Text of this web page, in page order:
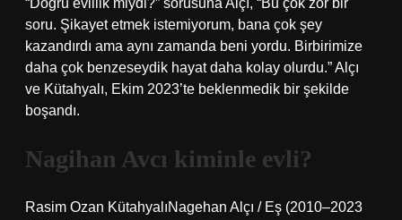
“Doğru evlilik miydi?” sorusuna Alçı, “Bu çok zor bir
soru. Şikayet etmek istemiyorum, bana çok şey
kazandırdı ama aynı zamanda beni yordu. Birbirimize
daha çok benzeseydik hayat daha kolay olurdu.” Alçı
ve Kütahyalı, Ekim 2023’te beklenmedik bir şekilde
boşandı.
Nagihan Avcı kiminle evli?
Rasim Ozan KütahyalıNagehan Alçı / Eş (2010–2023